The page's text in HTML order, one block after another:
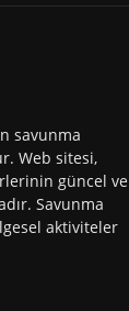
savunma
Web sitesi,
güncel ve
Savunma
aktiviteler